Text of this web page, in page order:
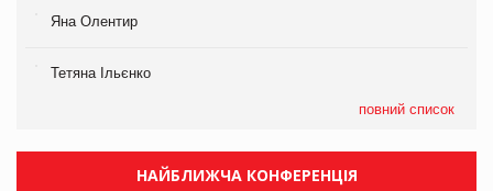
Яна Олентир
Тетяна Ільєнко
повний список
НАЙБЛИЖЧА КОНФЕРЕНЦІЯ